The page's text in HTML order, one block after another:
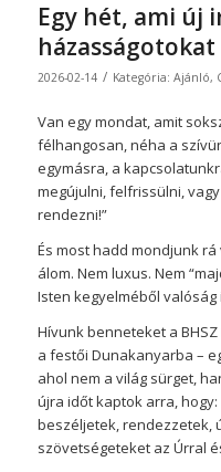
Egy hét, ami új
házasságotokat
2026-02-14 / Kategória: Ajánló,
Van egy mondat, amit
félhangosan, néha a
egymásra, a
megújulni, felfrissülni,
rendezni!”
És most hadd mondjunk
álom. Nem luxus. Nem
Isten kegyelméből valóság
Hívunk benneteket a
a festői Dunakanyarba –
ahol nem a világ sürget,
újra időt kaptok arra,
beszéljetek, rendezzetek,
szövetségeteket az Úrral